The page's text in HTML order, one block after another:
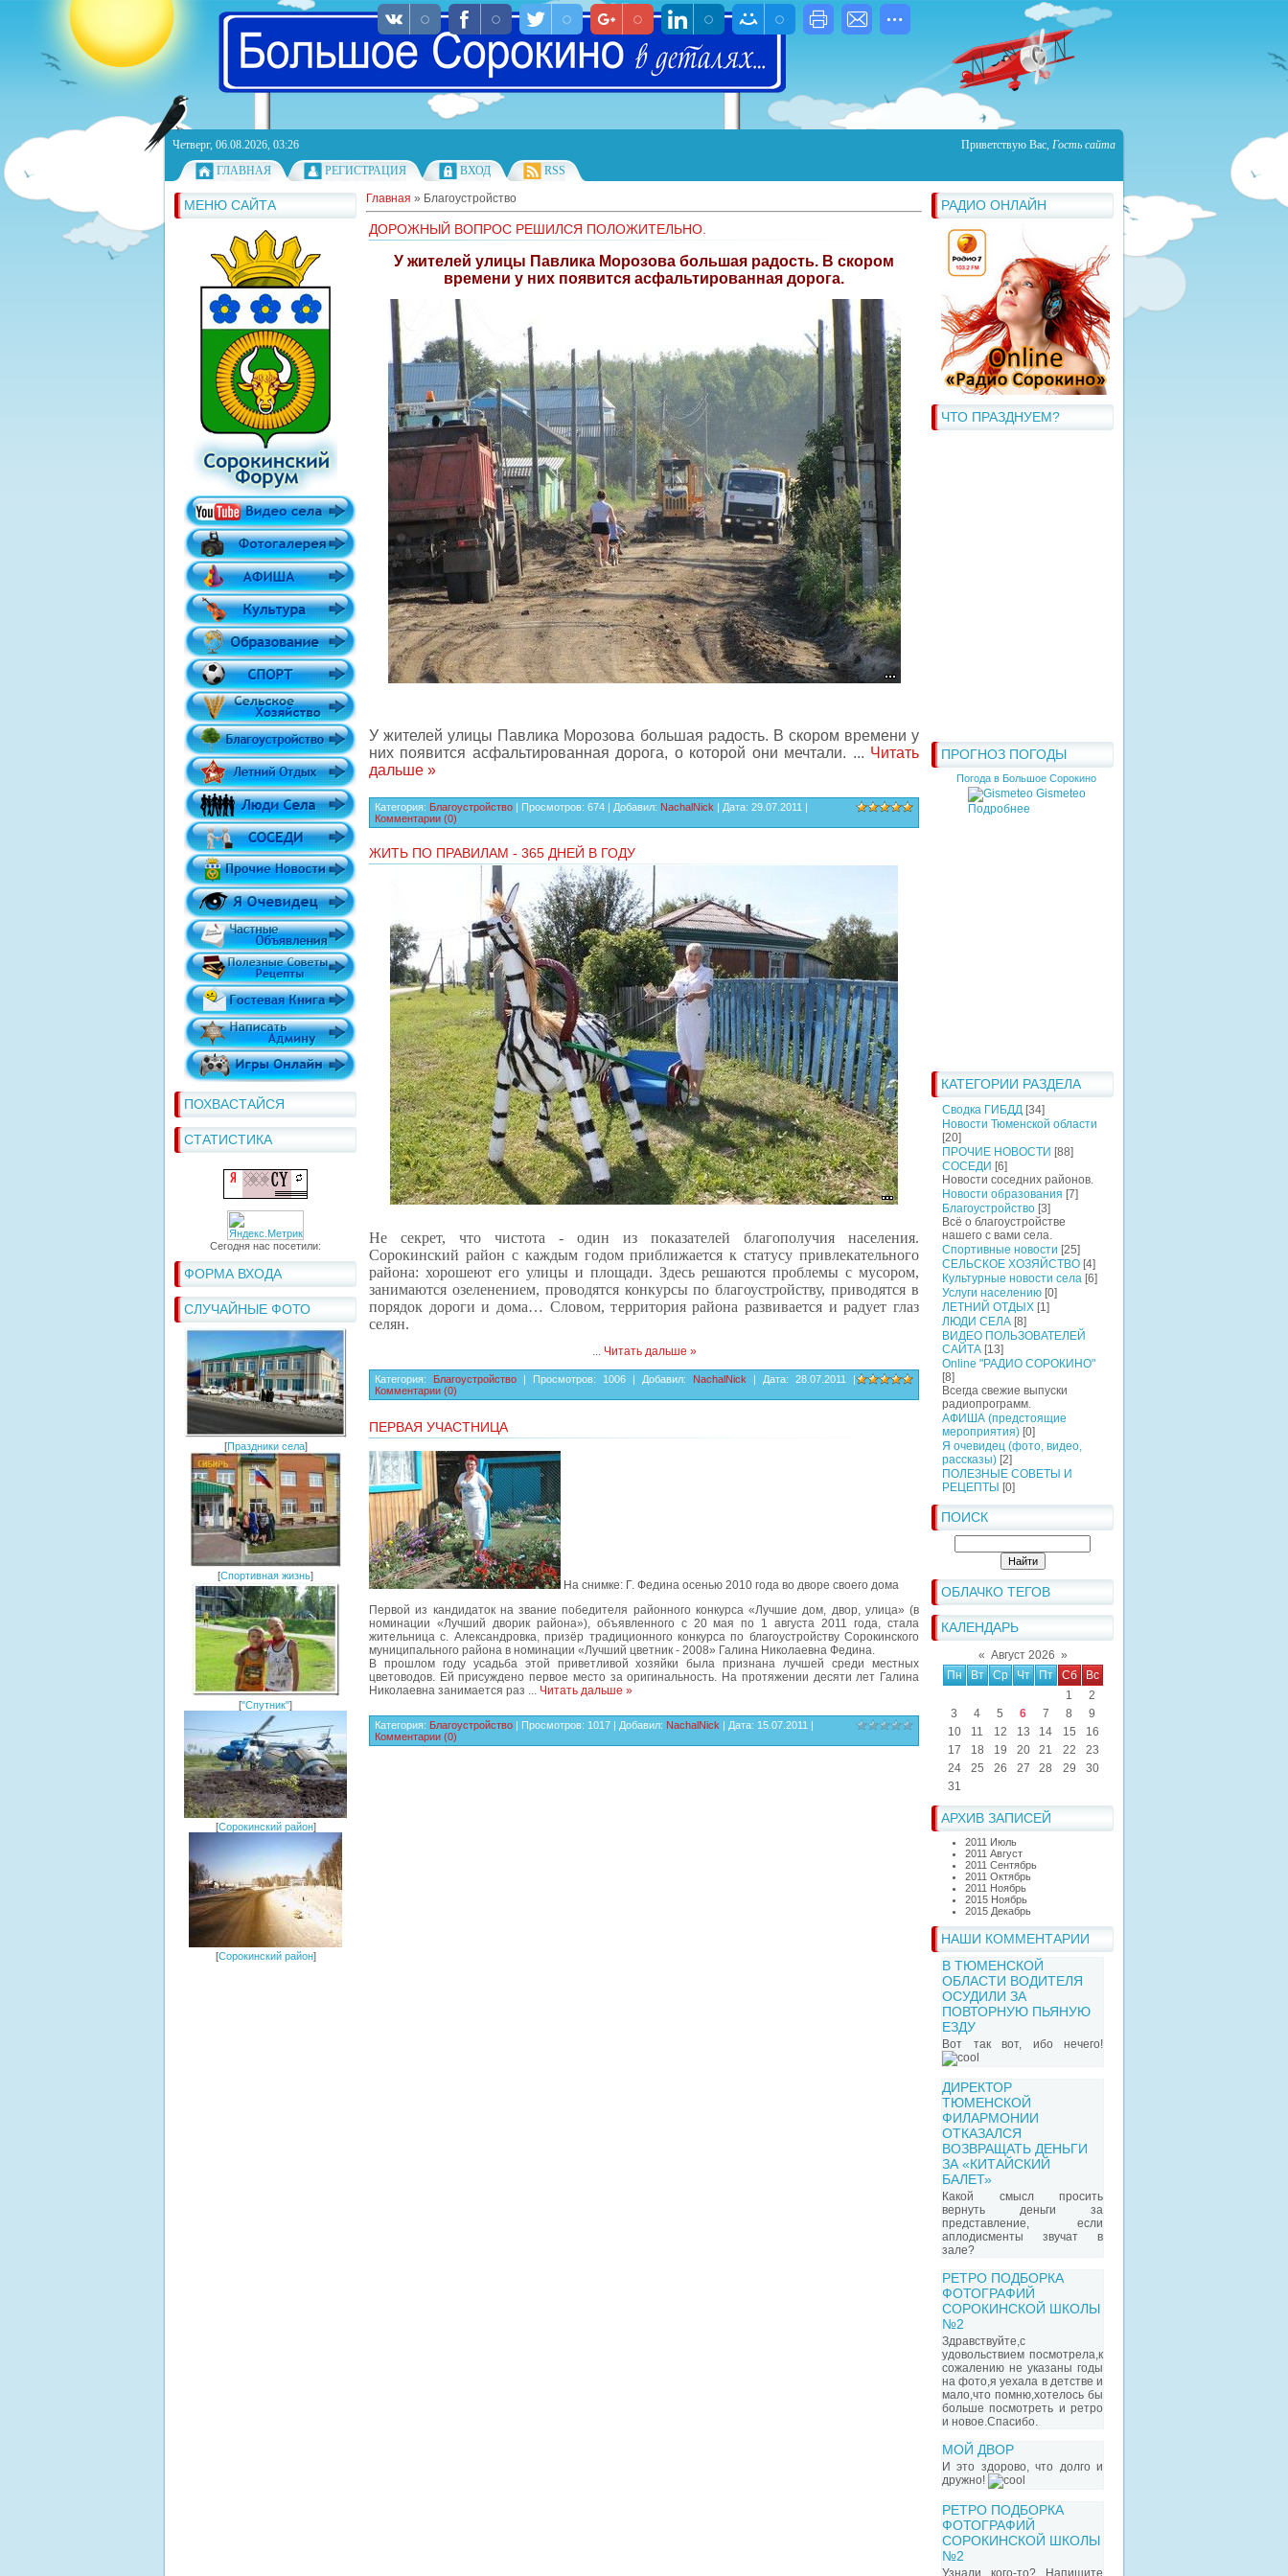
Четверг, 06.08.2026, 03:26 Приветствую Вас, Гость сайта
ГЛАВНАЯ
РЕГИСТРАЦИЯ ВХОД RSS
МЕНЮ САЙТА
ПОХВАСТАЙСЯ
СТАТИСТИКА
Сегодня нас посетили:
ФОРМА ВХОДА
СЛУЧАЙНЫЕ ФОТО
[Праздники села]
[Спортивная жизнь]
["Спутник"]
[Сорокинский район]
[Сорокинский район]
РАДИО ОНЛАЙН
ЧТО ПРАЗДНУЕМ?
ПРОГНОЗ ПОГОДЫ
Погода в Большое Сорокино
Gismeteo
Подробнее
КАТЕГОРИИ РАЗДЕЛА
Сводка ГИБДД [34]
Новости Тюменской области
[20]
ПРОЧИЕ НОВОСТИ [88]
СОСЕДИ [6]
Новости соседних районов.
Новости образования [7]
Благоустройство [3]
Всё о благоустройстве
нашего с вами села.
Спортивные новости [25]
СЕЛЬСКОЕ ХОЗЯЙСТВО [4]
Культурные новости села [6]
Услуги населению [0]
ЛЕТНИЙ ОТДЫХ [1]
ЛЮДИ СЕЛА [8]
ВИДЕО ПОЛЬЗОВАТЕЛЕЙ
САЙТА [13]
Online "РАДИО СОРОКИНО"
[8]
Всегда свежие выпуски
радиопрограмм.
АФИША (предстоящие
мероприятия) [0]
Я очевидец (фото, видео,
рассказы) [2]
ПОЛЕЗНЫЕ СОВЕТЫ И
РЕЦЕПТЫ [0]
ПОИСК
ОБЛАЧКО ТЕГОВ
КАЛЕНДАРЬ
« Август 2026 »
Пн
Вт Ср Чт Пт Сб
Вс
1
2
3
4 5 6 7 8
9
10
11 12 13 14 15
16
17
18 19 20 21 22
23
24
25 26 27 28 29
30
31
АРХИВ ЗАПИСЕЙ
2011 Июль
2011 Август
2011 Сентябрь
2011 Октябрь
2011 Ноябрь
2015 Ноябрь
2015 Декабрь
НАШИ КОММЕНТАРИИ
В ТЮМЕНСКОЙ
ОБЛАСТИ ВОДИТЕЛЯ
ОСУДИЛИ ЗА
ПОВТОРНУЮ ПЬЯНУЮ
ЕЗДУ
Вот так вот, ибо нечего!
ДИРЕКТОР
ТЮМЕНСКОЙ
ФИЛАРМОНИИ
ОТКАЗАЛСЯ
ВОЗВРАЩАТЬ ДЕНЬГИ
ЗА «КИТАЙСКИЙ
БАЛЕТ»
Какой смысл просить
вернуть деньги за
представление, если
аплодисменты звучат в
зале?
РЕТРО ПОДБОРКА
ФОТОГРАФИЙ
СОРОКИНСКОЙ ШКОЛЫ
№2
Здравствуйте,с
удовольствием посмотрела,к
сожалению не указаны годы
на фото,я уехала в детстве и
мало,что помню,хотелось бы
больше посмотреть и ретро
и новое.Спасибо.
МОЙ ДВОР
И это здорово, что долго и
дружно!
РЕТРО ПОДБОРКА
ФОТОГРАФИЙ
СОРОКИНСКОЙ ШКОЛЫ
№2
Узнали кого-то? Напишите
Главная » Благоустройство
ДОРОЖНЫЙ ВОПРОС РЕШИЛСЯ ПОЛОЖИТЕЛЬНО.
У жителей улицы Павлика Морозова большая радость. В скором
времени у них появится асфальтированная дорога.
У жителей улицы Павлика Морозова большая радость. В скором времени у
них появится асфальтированная дорога, о которой они мечтали. ... Читать
дальше »
Категория: Благоустройство | Просмотров: 674 | Добавил: NachalNick | Дата: 29.07.2011 |
Комментарии (0)
ЖИТЬ ПО ПРАВИЛАМ - 365 ДНЕЙ В ГОДУ
Не секрет, что чистота - один из показателей благополучия населения.
Сорокинский район с каждым годом приближается к статусу привлекательного
района: хорошеют его улицы и площади. Здесь решаются проблемы с мусором,
занимаются озеленением, проводятся конкурсы по благоустройству, приводятся в
порядок дороги и дома… Словом, территория района развивается и радует глаз
селян.
... Читать дальше »
Категория: Благоустройство | Просмотров: 1006 | Добавил: NachalNick | Дата: 28.07.2011
|
Комментарии (0)
ПЕРВАЯ УЧАСТНИЦА
На снимке: Г. Федина осенью 2010 года во дворе своего дома
Первой из кандидаток на звание победителя районного конкурса «Лучшие дом, двор, улица» (в
номинации «Лучший дворик района»), объявленного с 20 мая по 1 августа 2011 года, стала
жительница с. Александровка, призёр традиционного конкурса по благоустройству Сорокинского
муниципального района в номинации «Лучший цветник - 2008» Галина Николаевна Федина.
В прошлом году усадьба этой приветливой хозяйки была признана лучшей среди местных
цветоводов. Ей присуждено первое место за оригинальность. На протяжении десяти лет Галина
Николаевна занимается раз ... Читать дальше »
Категория: Благоустройство | Просмотров: 1017 | Добавил: NachalNick | Дата: 15.07.2011 |
Комментарии (0)